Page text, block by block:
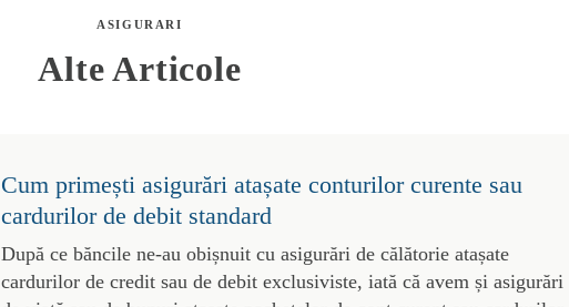
ASIGURARI
Alte Articole
Cum primești asigurări atașate conturilor curente sau
cardurilor de debit standard
După ce băncile ne-au obișnuit cu asigurări de călătorie atașate
cardurilor de credit sau de debit exclusiviste, iată că avem și asigurări